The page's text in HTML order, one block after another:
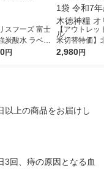
スフーズ 富士
炭酸水 ラベル
1箱（24
円
【アウトレッ
米切替特価】
ななつぼし 無
2,980円
以上の商品をお届けし
3回、痔の原因となる血